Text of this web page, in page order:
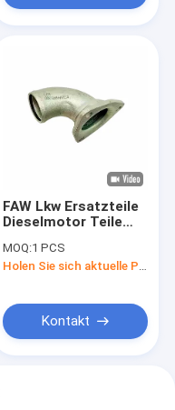
FAW Lkw Ersatzteile
Dieselmotor Teile
HMS20W
Thermostat Schalen
MOQ:1 PCS
Kontakt